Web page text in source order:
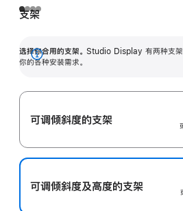
支架
选择你合用的支架。 Studio Display 有两种支架
你的各种安装需求。
展
可调倾斜度的支架
可调倾斜度及高‍度的支‍架